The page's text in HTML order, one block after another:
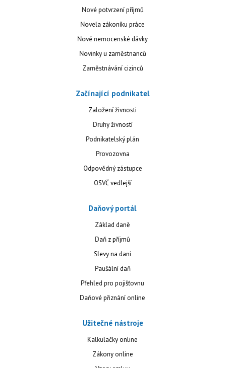
Nové potvrzení příjmů
Novela zákoníku práce
Nové nemocenské dávky
Novinky u zaměstnanců
Zaměstnávání cizinců
Začínající podnikatel
Založení živnosti
Druhy živností
Podnikatelský plán
Provozovna
Odpovědný zástupce
OSVČ vedlejší
Daňový portál
Základ daně
Daň z příjmů
Slevy na dani
Paušální daň
Přehled pro pojišťovnu
Daňové přiznání online
Užitečné nástroje
Kalkulačky online
Zákony online